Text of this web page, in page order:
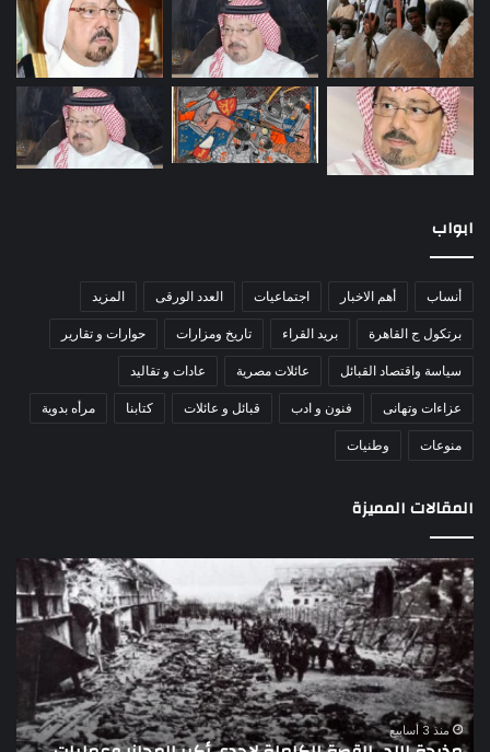
ابواب
أنساب أهم الاخبار اجتماعيات العدد الورقى المزيد
برتكول ج القاهرة بريد القراء تاريخ ومزارات حوارات و تقارير
سياسة واقتصاد القبائل عائلات مصرية عادات و تقاليد
عزاءات وتهانى فنون و ادب قبائل و عائلات كتابنا مرأه بدوية
منوعات وطنيات
المقالات المميزة
اللواء
دكتور
راضي
عبدالمعطي
يكتب:
30
يونيو
منذ 3 أسابيع